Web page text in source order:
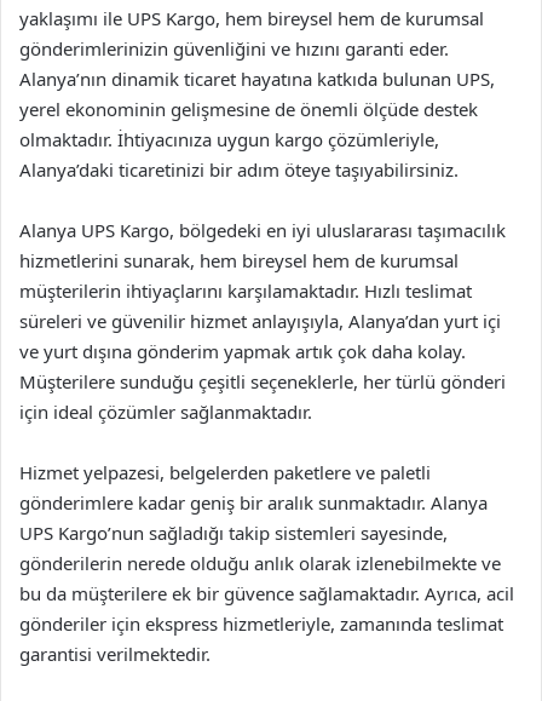
yaklaşımı ile UPS Kargo, hem bireysel hem de kurumsal
gönderimlerinizin güvenliğini ve hızını garanti eder.
Alanya’nın dinamik ticaret hayatına katkıda bulunan UPS,
yerel ekonominin gelişmesine de önemli ölçüde destek
olmaktadır. İhtiyacınıza uygun kargo çözümleriyle,
Alanya’daki ticaretinizi bir adım öteye taşıyabilirsiniz.
Alanya UPS Kargo, bölgedeki en iyi uluslararası taşımacılık
hizmetlerini sunarak, hem bireysel hem de kurumsal
müşterilerin ihtiyaçlarını karşılamaktadır. Hızlı teslimat
süreleri ve güvenilir hizmet anlayışıyla, Alanya’dan yurt içi
ve yurt dışına gönderim yapmak artık çok daha kolay.
Müşterilere sunduğu çeşitli seçeneklerle, her türlü gönderi
için ideal çözümler sağlanmaktadır.
Hizmet yelpazesi, belgelerden paketlere ve paletli
gönderimlere kadar geniş bir aralık sunmaktadır. Alanya
UPS Kargo’nun sağladığı takip sistemleri sayesinde,
gönderilerin nerede olduğu anlık olarak izlenebilmekte ve
bu da müşterilere ek bir güvence sağlamaktadır. Ayrıca, acil
gönderiler için ekspress hizmetleriyle, zamanında teslimat
garantisi verilmektedir.